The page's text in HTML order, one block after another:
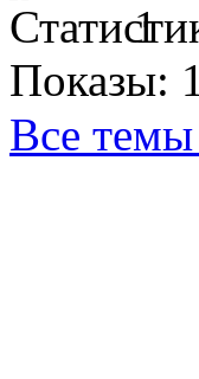
1
Показы: 1
Все темы